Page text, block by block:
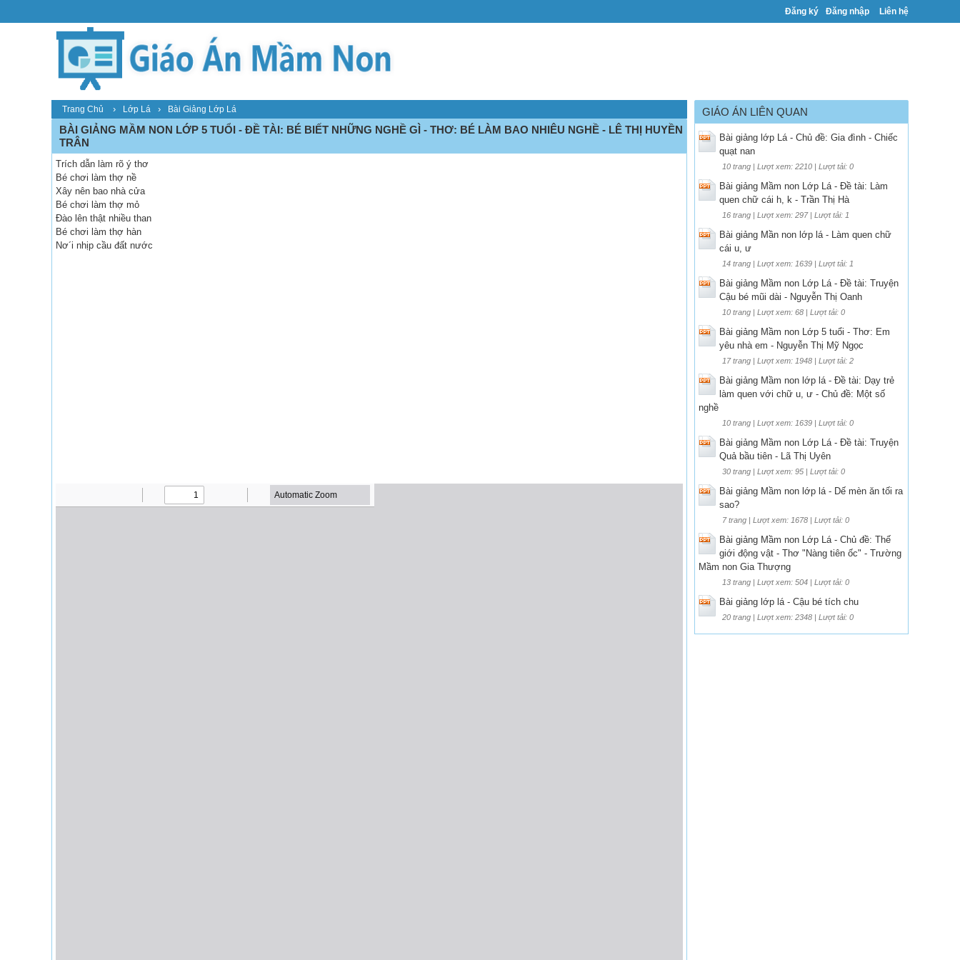
Đăng ký Đăng nhập Liên hệ
Trang Chủ › Lớp Lá › Bài Giảng Lớp Lá
BÀI GIẢNG MẦM NON LỚP 5 TUỔI - ĐỀ TÀI: BÉ BIẾT NHỮNG NGHỀ GÌ - THƠ: BÉ LÀM BAO NHIÊU NGHỀ - LÊ THỊ HUYỀN
TRÂN
Trích dẫn làm rõ ý thơ
Bé chơi làm thợ nề
Xây nên bao nhà cửa
Bé chơi làm thợ mỏ
Đào lên thật nhiều than
Bé chơi làm thợ hàn
Nơ´i nhịp cầu đất nước
GIÁO ÁN LIÊN QUAN
Bài giảng lớp Lá - Chủ đề: Gia đình - Chiếc
quạt nan
10 trang | Lượt xem: 2210 | Lượt tải: 0
Bài giảng Mầm non Lớp Lá - Đề tài: Làm
quen chữ cái h, k - Trần Thị Hà
16 trang | Lượt xem: 297 | Lượt tải: 1
Bài giảng Mần non lớp lá - Làm quen chữ
cái u, ư
14 trang | Lượt xem: 1639 | Lượt tải: 1
Bài giảng Mầm non Lớp Lá - Đề tài: Truyện
Cậu bé mũi dài - Nguyễn Thị Oanh
10 trang | Lượt xem: 68 | Lượt tải: 0
Bài giảng Mầm non Lớp 5 tuổi - Thơ: Em
yêu nhà em - Nguyễn Thị Mỹ Ngọc
17 trang | Lượt xem: 1948 | Lượt tải: 2
Bài giảng Mầm non lớp lá - Đề tài: Dạy trẻ
làm quen với chữ u, ư - Chủ đề: Một số
nghề
10 trang | Lượt xem: 1639 | Lượt tải: 0
Bài giảng Mầm non Lớp Lá - Đề tài: Truyện
Quả bầu tiên - Lã Thị Uyên
30 trang | Lượt xem: 95 | Lượt tải: 0
Bài giảng Mầm non lớp lá - Dế mèn ăn tối ra
sao?
7 trang | Lượt xem: 1678 | Lượt tải: 0
Bài giảng Mầm non Lớp Lá - Chủ đề: Thế
giới động vật - Thơ "Nàng tiên ốc" - Trường
Mầm non Gia Thượng
13 trang | Lượt xem: 504 | Lượt tải: 0
Bài giảng lớp lá - Cậu bé tích chu
20 trang | Lượt xem: 2348 | Lượt tải: 0